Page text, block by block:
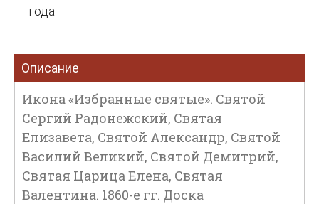
года
Описание
Икона «Избранные святые». Святой
Сергий Радонежский, Святая
Елизавета, Святой Александр, Святой
Василий Великий, Святой Демитрий,
Святая Царица Елена, Святая
Валентина. 1860-е гг. Доска